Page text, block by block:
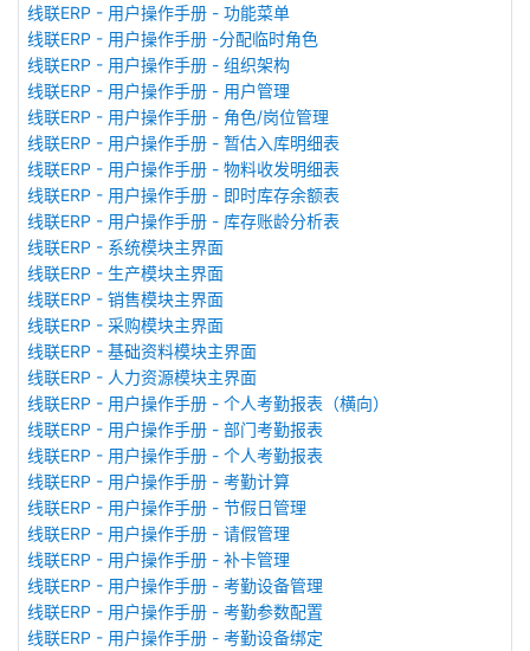
线联ERP - 用户操作手册 - 功能菜单
线联ERP - 用户操作手册 -分配临时角色
线联ERP - 用户操作手册 - 组织架构
线联ERP - 用户操作手册 - 用户管理
线联ERP - 用户操作手册 - 角色/岗位管理
线联ERP - 用户操作手册 - 暂估入库明细表
线联ERP - 用户操作手册 - 物料收发明细表
线联ERP - 用户操作手册 - 即时库存余额表
线联ERP - 用户操作手册 - 库存账龄分析表
线联ERP - 系统模块主界面
线联ERP - 生产模块主界面
线联ERP - 销售模块主界面
线联ERP - 采购模块主界面
线联ERP - 基础资料模块主界面
线联ERP - 人力资源模块主界面
线联ERP - 用户操作手册 - 个人考勤报表（横向）
线联ERP - 用户操作手册 - 部门考勤报表
线联ERP - 用户操作手册 - 个人考勤报表
线联ERP - 用户操作手册 - 考勤计算
线联ERP - 用户操作手册 - 节假日管理
线联ERP - 用户操作手册 - 请假管理
线联ERP - 用户操作手册 - 补卡管理
线联ERP - 用户操作手册 - 考勤设备管理
线联ERP - 用户操作手册 - 考勤参数配置
线联ERP - 用户操作手册 - 考勤设备绑定